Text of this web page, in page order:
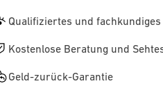
Qualifiziertes und fachkundiges
Kostenlose Beratung und
Geld-zurück-Garantie